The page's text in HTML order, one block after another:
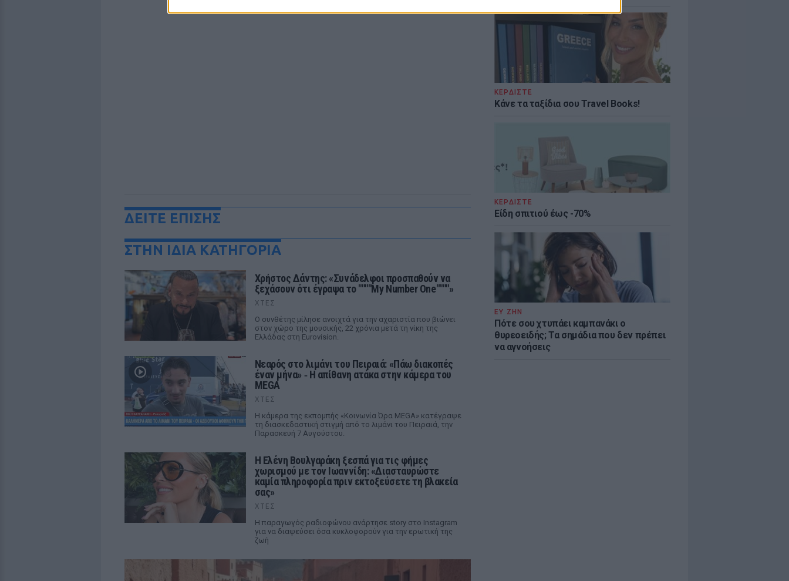
ΚΕΡΔΙΣΤΕ
Κάνε τα ταξίδια σου Travel Books!
ΚΕΡΔΙΣΤΕ
Είδη σπιτιού έως -70%
ΕΥ ΖΗΝ
Πότε σου χτυπάει καμπανάκι ο
θυρεοειδής; Τα σημάδια που δεν πρέπει
να αγνοήσεις
ΔΕΙΤΕ ΕΠΙΣΗΣ
ΣΤΗΝ ΙΔΙΑ ΚΑΤΗΓΟΡΙΑ
Χρήστος Δάντης: «Συνάδελφοι προσπαθούν να
ξεχάσουν ότι έγραψα το """"My Number One""""»
ΧΤΕΣ
Ο συνθέτης μίλησε ανοιχτά για την αχαριστία που βιώνει
στον χώρο της μουσικής, 22 χρόνια μετά τη νίκη της
Ελλάδας στη Eurovision.
Νεαρός στο λιμάνι του Πειραιά: «Πάω διακοπές
έναν μήνα» ‑ Η απίθανη ατάκα στην κάμερα του
MEGA
ΧΤΕΣ
Η κάμερα της εκπομπής «Κοινωνία Ώρα MEGA» κατέγραψε
τη διασκεδαστική στιγμή από το λιμάνι του Πειραιά, την
Παρασκευή 7 Αυγούστου.
Η Ελένη Βουλγαράκη ξεσπά για τις φήμες
χωρισμού με τον Ιωαννίδη: «Διασταυρώστε
καμία πληροφορία πριν εκτοξεύσετε τη βλακεία
σας»
ΧΤΕΣ
Η παραγωγός ραδιοφώνου ανάρτησε story στο Instagram
για να διαψεύσει όσα κυκλοφορούν για την ερωτική της
ζωή